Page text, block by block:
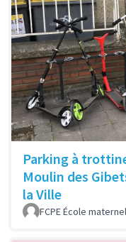
Parking à
Moulin des
la Ville
FCPE École